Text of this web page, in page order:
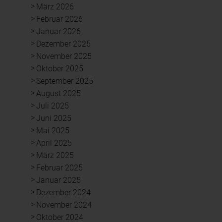
März 2026
Februar 2026
Januar 2026
Dezember 2025
November 2025
Oktober 2025
September 2025
August 2025
Juli 2025
Juni 2025
Mai 2025
April 2025
März 2025
Februar 2025
Januar 2025
Dezember 2024
November 2024
Oktober 2024